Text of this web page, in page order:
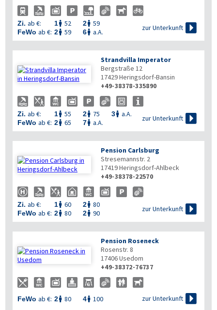
Zi. ab €: 1 52 2 59
FeWo ab €: 2 59 6 a.A.
zur Unterkunft 
Strandvilla Imperator
Bergstraße 12
17429Heringsdorf-Bansin
+49-38378-335890
Zi. ab €: 1 55 2 75 3 a.A.
FeWo ab €: 2 65 7 a.A.
zur Unterkunft 
Pension Carlsburg
Stresemannstr. 2
17419Heringsdorf-Ahlbeck
+49-38378-22570
Zi. ab €: 1 60 2 80
FeWo ab €: 2 80 2 90
zur Unterkunft 
Pension Roseneck
Rosenstr. 8
17406Usedom
+49-38372-76737
FeWo ab €: 2 80 4 100 zur Unterkunft 